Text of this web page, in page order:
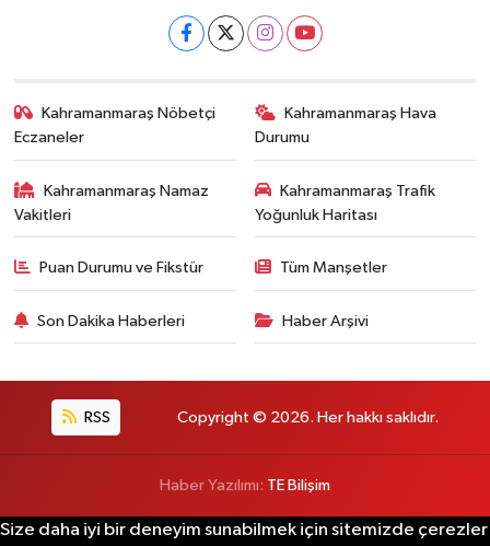
Kahramanmaraş Nöbetçi
Eczaneler
Kahramanmaraş Hava
Durumu
Kahramanmaraş Namaz
Vakitleri
Kahramanmaraş Trafik
Yoğunluk Haritası
Puan Durumu ve Fikstür Tüm Manşetler
Son Dakika Haberleri Haber Arşivi
RSS Copyright © 2026. Her hakkı saklıdır.
Haber Yazılımı: TE Bilişim
Size daha iyi bir deneyim sunabilmek için sitemizde çerezler